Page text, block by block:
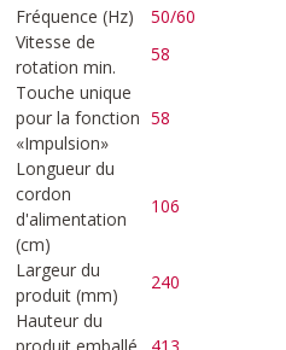
Fréquence (Hz)
50/60
Vitesse de
rotation min.
58
Touche unique
pour la fonction
«Impulsion»
58
Longueur du
cordon
d'alimentation
(cm)
106
Largeur du
produit (mm)
240
Hauteur du